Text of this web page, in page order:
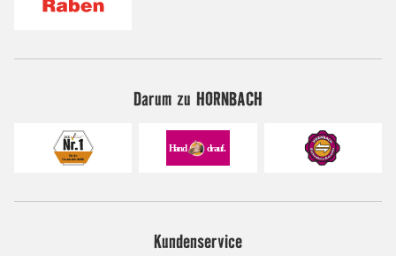
Darum zu HORNBACH
Kundenservice